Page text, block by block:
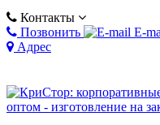
Контакты
Позвонить
E-
Адрес